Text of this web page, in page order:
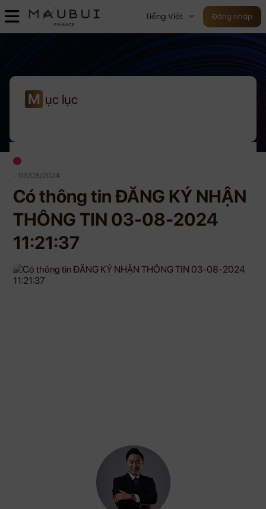
Tiếng Việt Đăng nhập
M ục lục
- 03/08/2024
Có thông tin ĐĂNG KÝ NHẬN
THÔNG TIN 03-08-2024
11:21:37